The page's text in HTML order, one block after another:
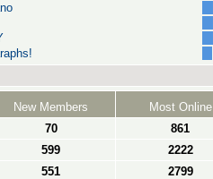
New Members Most Online
70 861
599 2222
551 2799